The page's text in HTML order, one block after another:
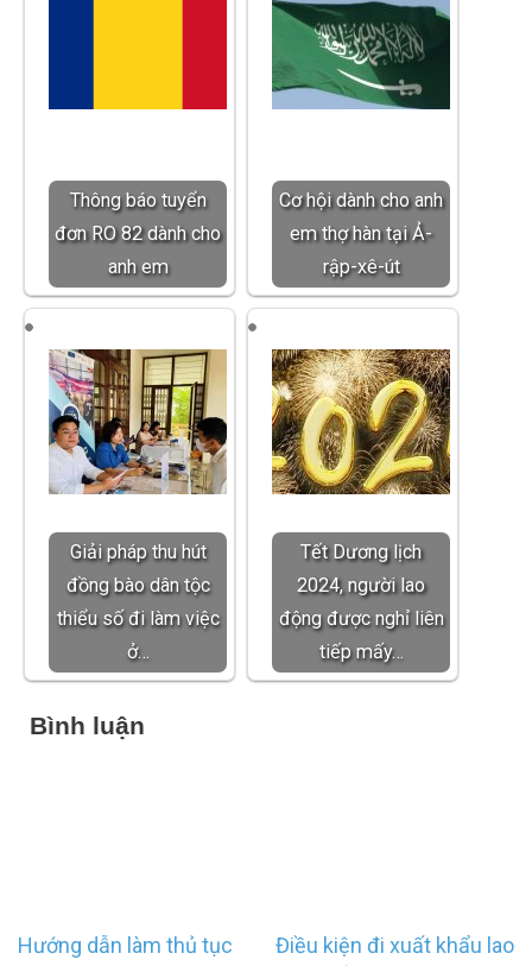
Thông báo tuyển
đơn RO 82 dành cho
anh em
Cơ hội dành cho anh
em thợ hàn tại Ả-
rập-xê-út
Giải pháp thu hút
đồng bào dân tộc
thiểu số đi làm việc
ở…
Tết Dương lịch
2024, người lao
động được nghỉ liên
tiếp mấy…
Bình luận
Điều
Hướng dẫn làm thủ tục Điều kiện đi xuất khẩu lao